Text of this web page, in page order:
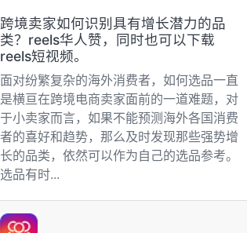
跨境卖家如何识别具有增长潜力的品
类？reels华人赞，同时也可以下载
reels短视频。
面对纷繁复杂的海外消费者，如何选品一直
是横亘在跨境电商卖家面前的一道难题，对
于小卖家而言，如果不能预测海外各国消费
者的喜好和趋势，那么及时发现那些强势增
长的品类，依然可以作为自己的选品参考。
选品有时...